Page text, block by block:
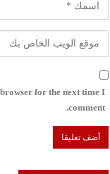
for the next time I
comment.